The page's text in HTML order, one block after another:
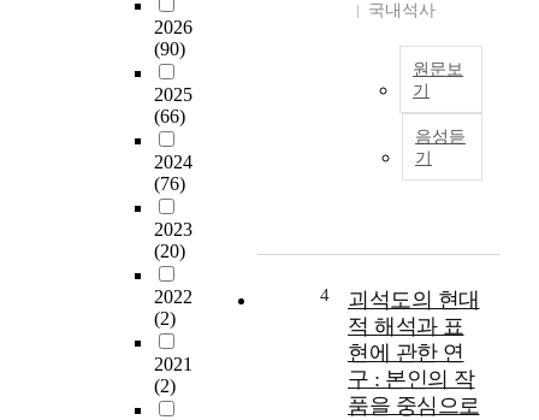
2026
(90)
2025
(66)
2024
(76)
2023
(20)
2022
(2)
2021
(2)
교
종
국내석사
원문보
기
음성듣
기
4
괴석도의 현대
적 해석과 표
현에 관한 연
구 : 본인의 작
품을 중심으로